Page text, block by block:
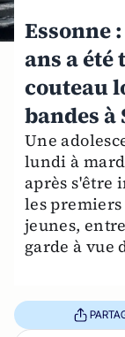
Essonne
ans a été
couteau
bandes à
Une
lundi à
après s'être
les
jeunes,
garde à vue